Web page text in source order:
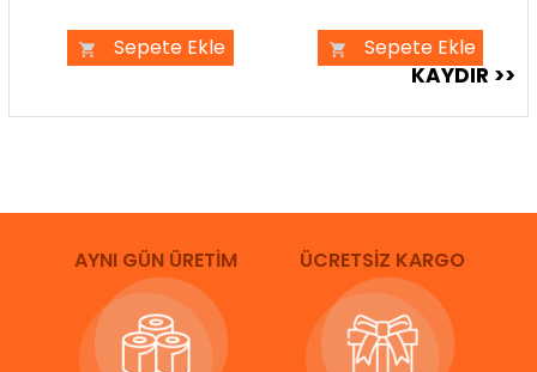
Sepete Ekle Sepete Ekle
AYNI GÜN ÜRETİM ÜCRETSİZ KARGO